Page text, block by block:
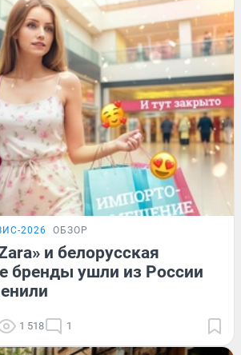
2026 ОБЗОР
и белорусская
бренды ушли из России
1 518 1